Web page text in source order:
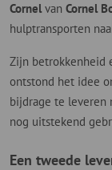
Cornelvan Cornel
hulptransporten
Zijn betrokkenheid
ontstond het idee
bijdrage te leveren
nog uitstekend
Een tweede